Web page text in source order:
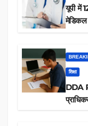
यूपी में
मेडिकल
शिक्षा
DDA